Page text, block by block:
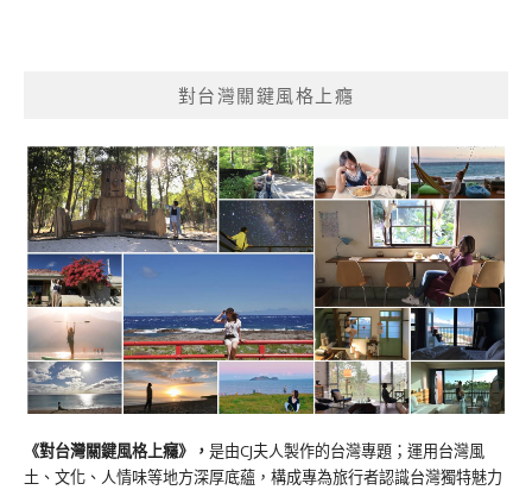
對台灣關鍵風格上癮
《對台灣關鍵風格上癮》 ， 是由CJ夫人製作的台灣專題；運用台灣風
土、文化、人情味等地方深厚底蘊，構成專為旅行者認識台灣獨特魅力